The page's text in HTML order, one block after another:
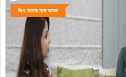
জিও বাংলার সঙ্গে আড্ডা